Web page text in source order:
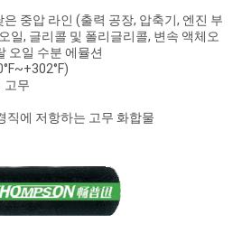
중압 라인 (출력 공장, 압축기, 엔진 부
일, 글리콜 및 폴리글리콜, 변속 액체오
오일 수분 에뮬션
고무
직에 저항하는 고무 화합물